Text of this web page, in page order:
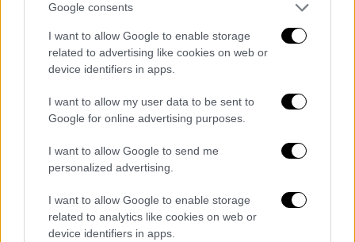
Google consents
I want to allow Google to enable storage
related to advertising like cookies on web or
device identifiers in apps.
I want to allow my user data to be sent to
Google for online advertising purposes.
I want to allow Google to send me
personalized advertising.
I want to allow Google to enable storage
related to analytics like cookies on web or
device identifiers in apps.
Δεύτερη περίπτωση: Όταν η αμαξοστοιχία
έφτασε σε προειδοποιητικό σηματοδότη
(πορτοκαλί φανάρι) ενεργοποιήθηκε η
σταδιακή αυτόματη πέδηση (επιβράδυνση).
Όταν ο μηχανοδηγός επιχείρησε να υπερβεί
τα όρια ταχύτητας της ελεγχόμενης
περισσότερο έως την ακινητοποίηση.
μηχανοδηγός επανεκκίνησε και επιχείρησε
να παραβιάσει τον ερυθρό σηματοδότη.